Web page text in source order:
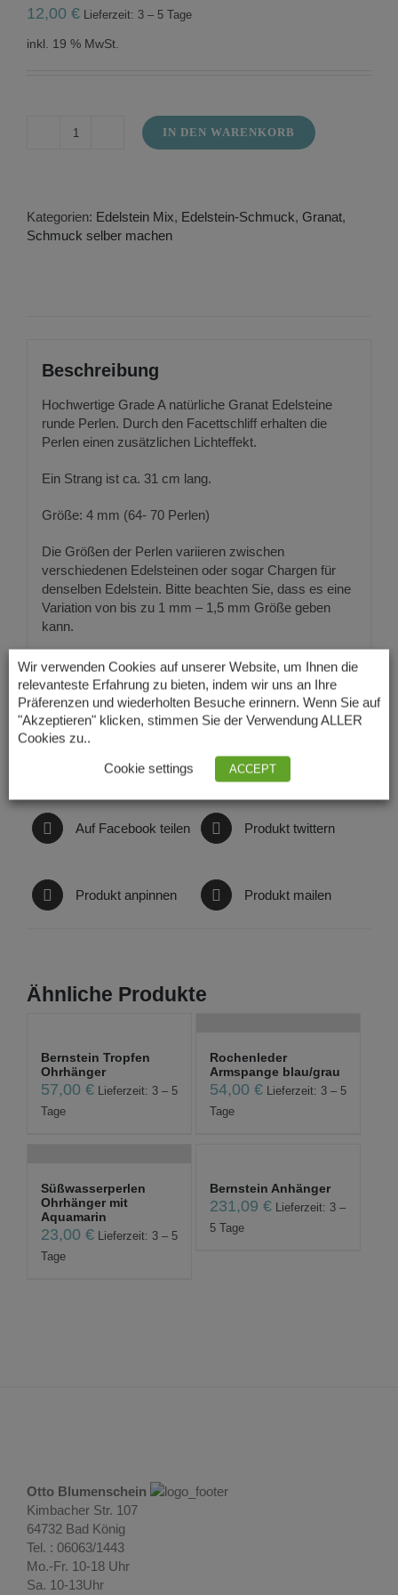
12,00 € Lieferzeit: 3 – 5 Tage
inkl. 19 % MwSt.
Granat
facettiert
echte
IN DEN WARENKORB
Kategorien: Edelstein Mix, Edelstein-Schmuck, Granat,
Schmuck selber machen
Beschreibung
Hochwertige Grade A natürliche Granat Edelsteine
runde Perlen. Durch den Facettschliff erhalten die
Perlen einen zusätzlichen Lichteffekt.
Ein Strang ist ca. 31 cm lang.
Größe: 4 mm (64- 70 Perlen)
Die Größen der Perlen variieren zwischen
verschiedenen Edelsteinen oder sogar Chargen für
denselben Edelstein. Bitte beachten Sie, dass es eine
Variation von bis zu 1 mm – 1,5 mm Größe geben
kann.
Perlen Loch Größe Referenz:
4 mm runde Perlenloch Größe – ca. 0,6 mm
Auf Facebook teilen Produkt twittern
Produkt anpinnen Produkt mailen
Ähnliche Produkte
Bernstein Tropfen
Ohrhänger
57,00 €
Lieferzeit: 3 – 5
Tage
Rochenleder
Armspange blau/grau
54,00€
Lieferzeit: 3 – 5
Tage
Süßwasserperlen
Ohrhänger mit
Aquamarin
23,00 €
Lieferzeit: 3 – 5
Tage
Bernstein Anhänger
231,09€
Lieferzeit: 3 –
5 Tage
Otto Blumenschein
Kimbacher Str. 107
64732 Bad König
Tel. : 06063/1443
Mo.-Fr. 10-18 Uhr
Sa. 10-13Uhr
Wir verwenden Cookies auf unserer Website, um Ihnen die
relevanteste Erfahrung zu bieten, indem wir uns an Ihre
Präferenzen und wiederholten Besuche erinnern. Wenn Sie auf
"Akzeptieren" klicken, stimmen Sie der Verwendung ALLER
Cookies zu..
Cookie settings ACCEPT